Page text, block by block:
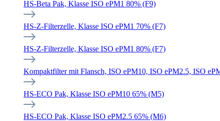
HS-Beta Pak, Klasse ISO ePM1 80% (F9)
HS-Z-Filterzelle, Klasse ISO ePM1 70% (F7)
HS-Z-Filterzelle, Klasse ISO ePM1 80% (F7)
Kompaktfilter mit Flansch, ISO ePM10, ISO ePM2.5, ISO
HS-ECO Pak, Klasse ISO ePM10 65% (M5)
HS-ECO Pak, Klasse ISO ePM2.5 65% (M6)